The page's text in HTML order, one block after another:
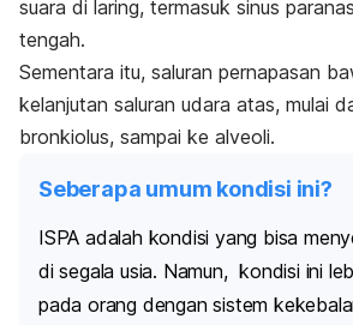
suara di laring, termasuk sinus
tengah.
Sementara itu, saluran pernapasan
kelanjutan saluran udara atas, mulai
bronkiolus, sampai ke alveoli.
Seberapa umum kondisi ini?
ISPA adalah kondisi yang bisa
di segala usia. Namun, kondisi ini
pada orang dengan sistem